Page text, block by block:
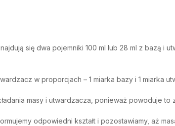
się dwa pojemniki 100 ml lub 28 ml z bazą i
w proporcjach – 1 miarka bazy i 1 miarka
masy i utwardzacza, ponieważ powoduje to
odpowiedni kształt i pozostawiamy, aż